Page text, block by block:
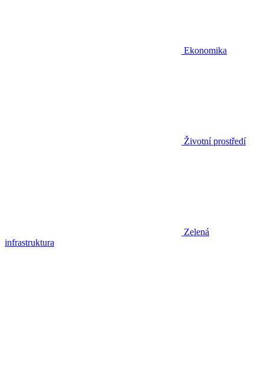
Ekonomika
Životní prostředí
Zelená
infrastruktura